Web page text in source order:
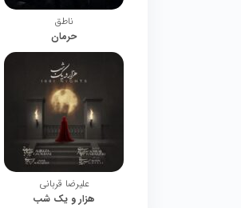
ناطق
حرمان
علیرضا قربانی
هزار و یک شب